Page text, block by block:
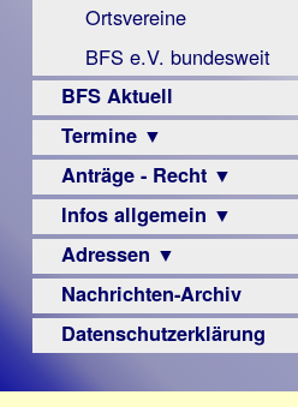
Ortsvereine
BFS e.V. bundesweit
BFS Aktuell
Termine ▼
Veranstaltungsprogramme
Anträge - Recht ▼
Archiv
Urteile
Infos allgemein ▼
Sehbehinderung
Frühförderung
Schule
–
Adressen ▼
Augenoptiker
Berufsbildungswerke
Nachrichten-Archiv
Datenschutzerklärung